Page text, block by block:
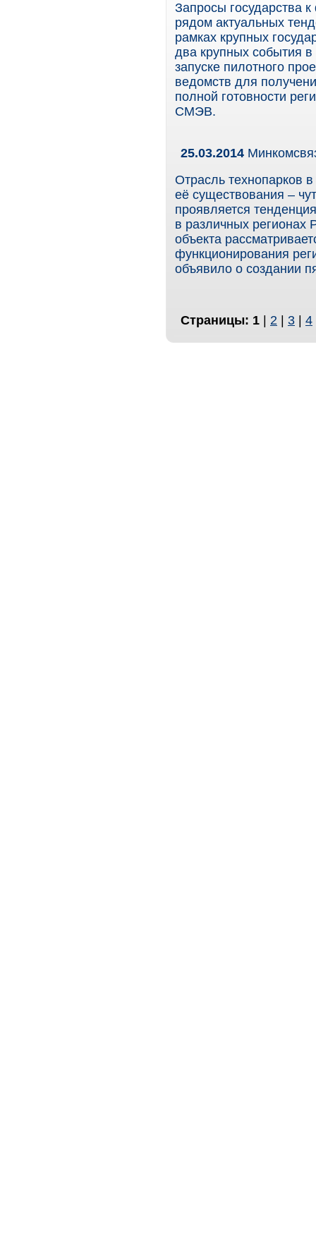
Запросы государства
рядом актуальных
рамках крупных
два крупных события
запуске пилотного
ведомств для
полной готовности
СМЭВ.
25.03.2014
Отрасль технопарков
её существования –
проявляется
в различных регионах
объекта
функционирования
объявило о создании
Страницы: 1 | 2 | 3 | 4